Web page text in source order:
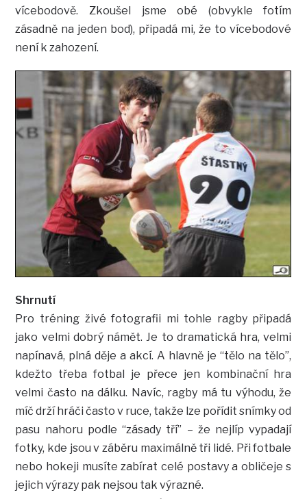
vícebodově. Zkoušel jsme obé (obvykle fotím
zásadně na jeden bod), připadá mi, že to vícebodové
není k zahození.
Shrnutí
Pro tréning živé fotografii mi tohle ragby připadá
jako velmi dobrý námět. Je to dramatická hra, velmi
napínavá, plná děje a akcí. A hlavně je “tělo na tělo”,
kdežto třeba fotbal je přece jen kombinační hra
velmi často na dálku. Navíc, ragby má tu výhodu, že
míč drží hráči často v ruce, takže lze pořídit snímky od
pasu nahoru podle “zásady tří” – že nejlíp vypadají
fotky, kde jsou v záběru maximálně tři lidé. Při fotbale
nebo hokeji musíte zabírat celé postavy a obličeje s
jejich výrazy pak nejsou tak výrazné.